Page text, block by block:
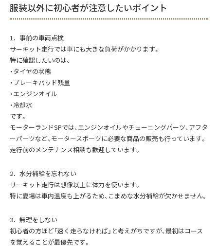
服装以外に初心者が注意したいポイント
1．事前の車両点検
サーキット走行では車にも大きな負荷がかかります。
特に確認したいのは、
・タイヤの状態
・ブレーキパッド残量
・エンジンオイル
・冷却水
です。
モーターランドSPでは、エンジンオイルやチューニングパーツ、アフタ
ーパーツなど、モータースポーツに必要な商品の販売も行っています。
走行前のメンテナンス相談も歓迎しています。
2．水分補給を忘れない
サーキット走行は想像以上に体力を使います。
特に夏場は車内温度も上がるため、こまめな水分補給が欠かせません。
3．無理をしない
初心者の方ほど「速く走らなければ」と考えがちですが、最初はコース
を覚えることが最優先です。